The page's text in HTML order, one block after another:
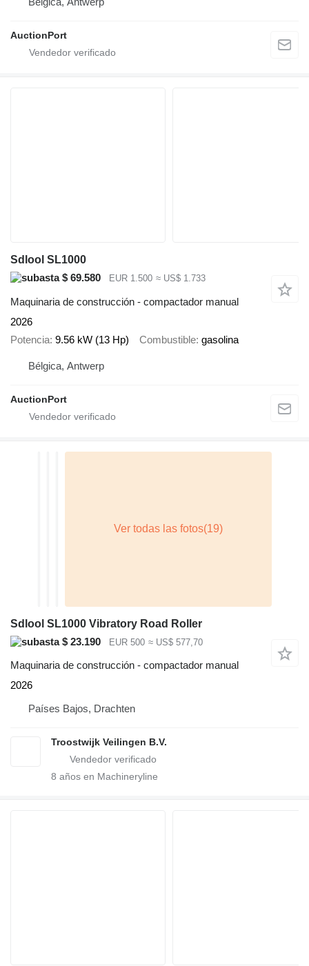
AuctionPort
Sdlool SL1000
$ 69.580
EUR 1.500 ≈ US$ 1.733
Maquinaria de construcción - compactador manual
2026
Potencia 9.56 kW (13 Hp) Combustible gasolina
Bélgica, Antwerp
AuctionPort
Sdlool SL1000 Vibratory Road Roller
$ 23.190
EUR 500 ≈ US$ 577,70
Maquinaria de construcción - compactador manual
2026
Países Bajos, Drachten
Troostwijk Veilingen B.V.
8 años en Machineryline